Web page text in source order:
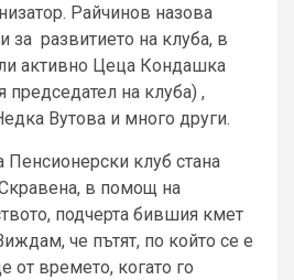
Райчинов назова
за развитието на клуба, в
активно Цеца Кондашка
на клуба) ,
Вутова и много други.
Пенсионерски клуб стана
в помощ на
подчерта бившия кмет
че пътят, по който се е
от времето, когато го